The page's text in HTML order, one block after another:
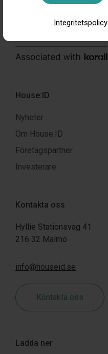
Integritetspolicy
House:ID
Nyheter
Om House:ID
Företagspartner
Investerare
Kontakta oss
Hyllie Stationsväg 41
216 32 Malmö
info@houseid.se
Kontakta oss
Ladda ner